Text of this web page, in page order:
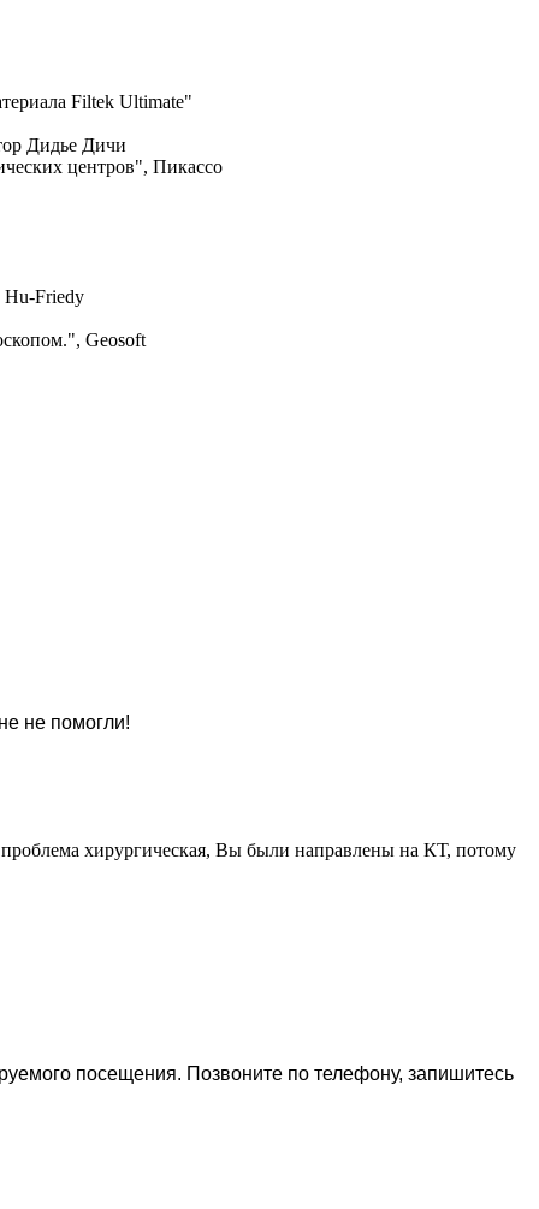
Filtek Ultimate"
Дидье Дичи
центров", Пикассо
Hu-Friedy
Geosoft
не помогли!
хирургическая, Вы были направлены на КТ, потому
посещения. Позвоните по телефону, запишитесь